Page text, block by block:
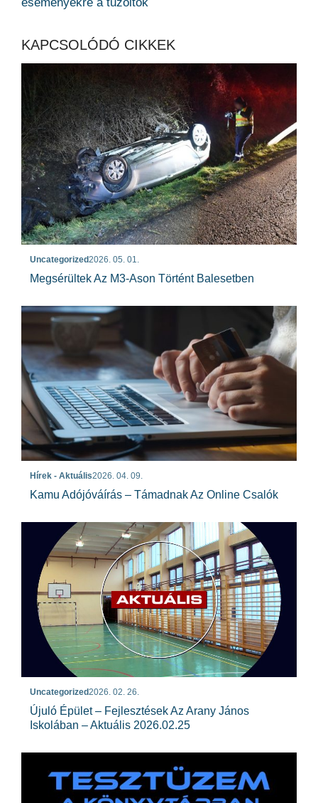
eseményekre a tűzoltók
KAPCSOLÓDÓ CIKKEK
Uncategorized2026. 05. 01.
Megsérültek Az M3-Ason Történt Balesetben
Hírek - Aktuális2026. 04. 09.
Kamu Adójóváírás – Támadnak Az Online Csalók
Uncategorized2026. 02. 26.
Újuló Épület – Fejlesztések Az Arany János
Iskolában – Aktuális 2026.02.25